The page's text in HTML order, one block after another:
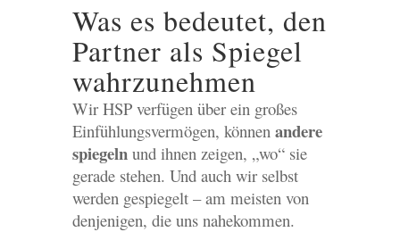
Was es bedeutet, den
Partner als Spiegel
wahrzunehmen
Wir HSP verfügen über ein großes
Einfühlungsvermögen, können andere
spiegelnund ihnen zeigen, „wo“ sie
gerade stehen. Und auch wir selbst
werden gespiegelt – am meisten von
denjenigen, die uns nahekommen.